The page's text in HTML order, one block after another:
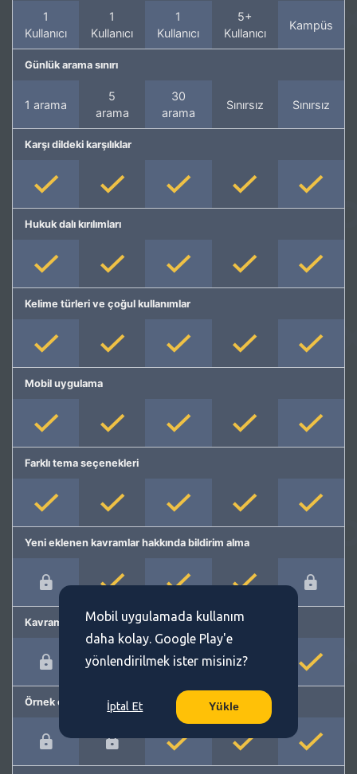
1
Kullanıcı
1
Kullanıcı
1
Kullanıcı
5+
Kullanıcı
Kampüs
Günlük arama sınırı
1 arama
5
arama
30
arama
Sınırsız Sınırsız
Karşı dildeki karşılıklar
Hukuk dalı kırılımları
Kelime türleri ve çoğul kullanımlar
Mobil uygulama
Farklı tema seçenekleri
Yeni eklenen kavramlar hakkında bildirim alma
Kavram önerme
Örnek cümleler
Mobil uygulamada kullanım
daha kolay. Google Play'e
yönlendirilmek ister misiniz?
İptal Et Yükle